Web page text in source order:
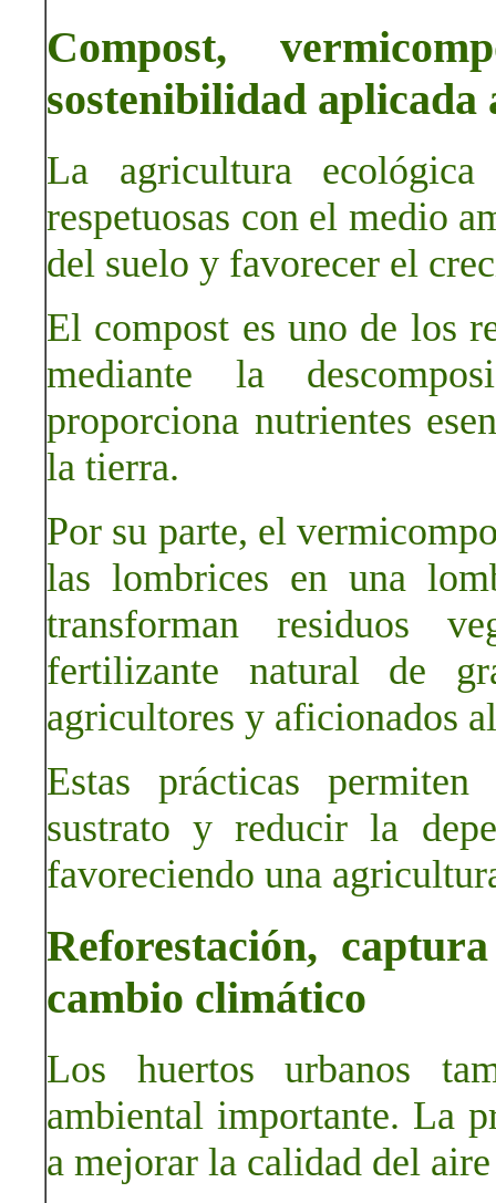
Compost,
sostenibilidad aplicada
La agricultura
respetuosas con el medio
del suelo y favorecer el
El compost es uno de los
mediante la
proporciona nutrientes
la tierra.
Por su parte, el
las lombrices en una
transforman residuos
fertilizante natural de
agricultores y aficionados
Estas prácticas
sustrato y reducir la
favoreciendo una
Reforestación,
cambio climático
Los huertos urbanos
ambiental importante. La
a mejorar la calidad del